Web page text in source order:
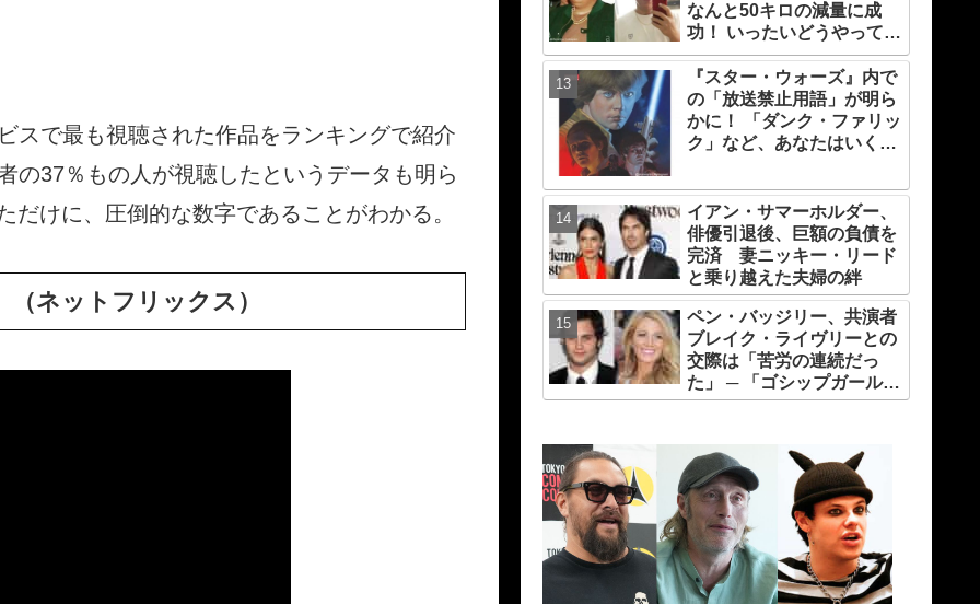
スで最も視聴された作品をランキングで紹介
の37％もの人が視聴したというデータも明ら
けに、圧倒的な数字であることがわかる。
ネットフリックス）
なんと50キロの減量に成
功！ いったいどうやって？
彼が取り組んだ運動メニュ
ーや食事療法が明らかに
『スター・ウォーズ』内で
の「放送禁止用語」が明ら
かに！ 「ダンク・ファリッ
ク」など、あなたはいくつ
イアン・サマーホルダー、
俳優引退後、巨額の負債を
完済 妻ニッキー・リード
と乗り越えた夫婦の絆
ペン・バッジリー、共演者
ブレイク・ライヴリーとの
交際は「苦労の連続だっ
た」 ─ 「ゴシップガール」
撮影中の葛藤とは？